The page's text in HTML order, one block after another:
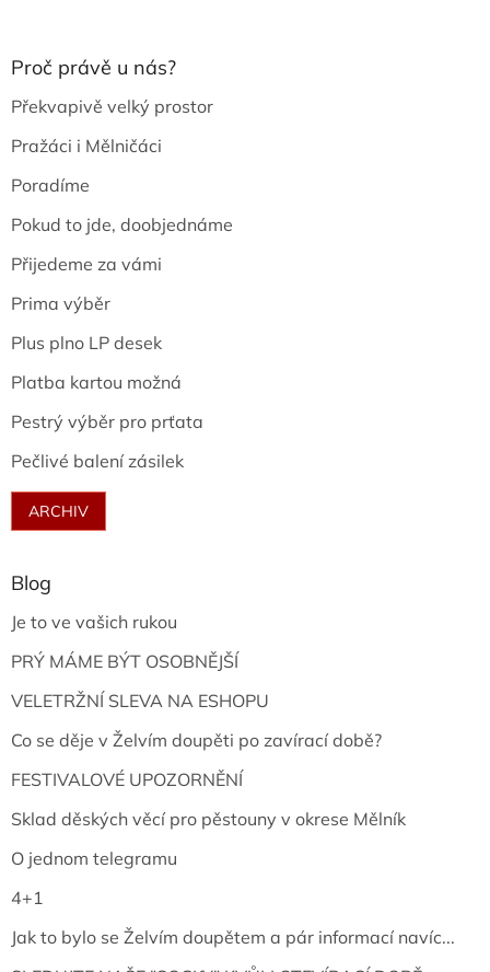
Proč právě u nás?
Překvapivě velký prostor
Pražáci i Mělničáci
Poradíme
Pokud to jde, doobjednáme
Přijedeme za vámi
Prima výběr
Plus plno LP desek
Platba kartou možná
Pestrý výběr pro prťata
Pečlivé balení zásilek
ARCHIV
Blog
Je to ve vašich rukou
PRÝ MÁME BÝT OSOBNĚJŠÍ
VELETRŽNÍ SLEVA NA ESHOPU
Co se děje v Želvím doupěti po zavírací době?
FESTIVALOVÉ UPOZORNĚNÍ
Sklad děských věcí pro pěstouny v okrese Mělník
O jednom telegramu
4+1
Jak to bylo se Želvím doupětem a pár informací navíc...